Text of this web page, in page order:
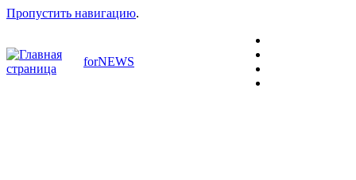
Пропустить навигацию.
forNEWS